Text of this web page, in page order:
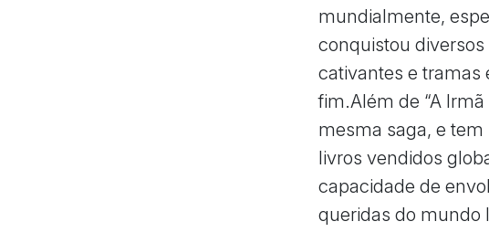
mundialmente,
conquistou
cativantes e tramas
fim.Além de “A
mesma saga, e
livros vendidos
capacidade de
queridas do mundo